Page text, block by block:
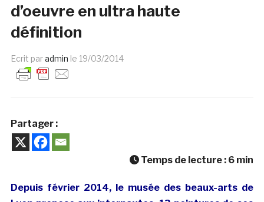
d’oeuvre en ultra haute
définition
Ecrit paradmin le 19/03/2014
Partager :
Temps de lecture : 6 min
Depuis février 2014, le musée des beaux-arts de